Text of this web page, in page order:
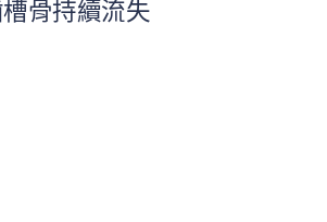
骨持續流失